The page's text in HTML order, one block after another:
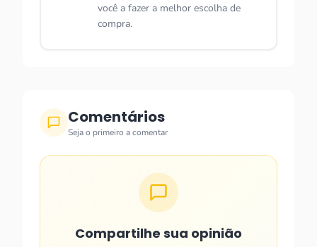
você a fazer a melhor escolha de
compra.
Comentários
Seja o primeiro a comentar
Compartilhe sua opinião